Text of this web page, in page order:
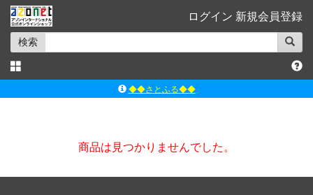
ログイン 新規会員登録
検索
◆◆さとふる◆◆
ｱｿﾞﾝｵﾝﾗｲﾝｼｮｯﾌﾟX
商品は見つかりませんでした。